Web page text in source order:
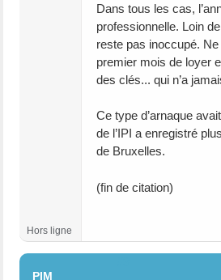
Dans tous les cas,
professionnelle. Loin
reste pas inoccupé.
premier mois de loyer
des clés... qui n’a
Ce type d’arnaque
de l’IPI a enregistré
de Bruxelles.
(fin de citation)
Hors ligne
PIM